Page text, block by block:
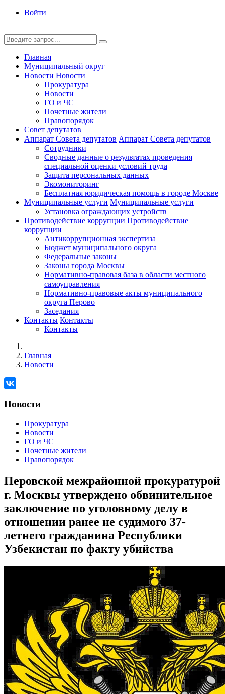
Войти
Главная
Муниципальный округ
Новости Новости
Прокуратура
Новости
ГО и ЧС
Почетные жители
Правопорядок
Совет депутатов
Аппарат Совета депутатов Аппарат Совета депутатов
Сотрудники
Сводные данные о результатах проведения
специальной оценки условий труда
Защита персональных данных
Экомониторинг
Бесплатная юридическая помощь в городе Москве
Муниципальные услуги Муниципальные услуги
Установка ограждающих устройств
Противодействие коррупции Противодействие
коррупции
Антикоррупционная экспертиза
Бюджет муниципального округа
Федеральные законы
Законы города Москвы
Нормативно-правовая база в области местного
самоуправления
Нормативно-правовые акты муниципального
округа Перово
Заседания
Контакты Контакты
Контакты
Главная
Новости
Новости
Прокуратура
Новости
ГО и ЧС
Почетные жители
Правопорядок
Перовской межрайонной прокуратурой
г. Москвы утверждено обвинительное
заключение по уголовному делу в
отношении ранее не судимого 37-
летнего гражданина Республики
Узбекистан по факту убийства